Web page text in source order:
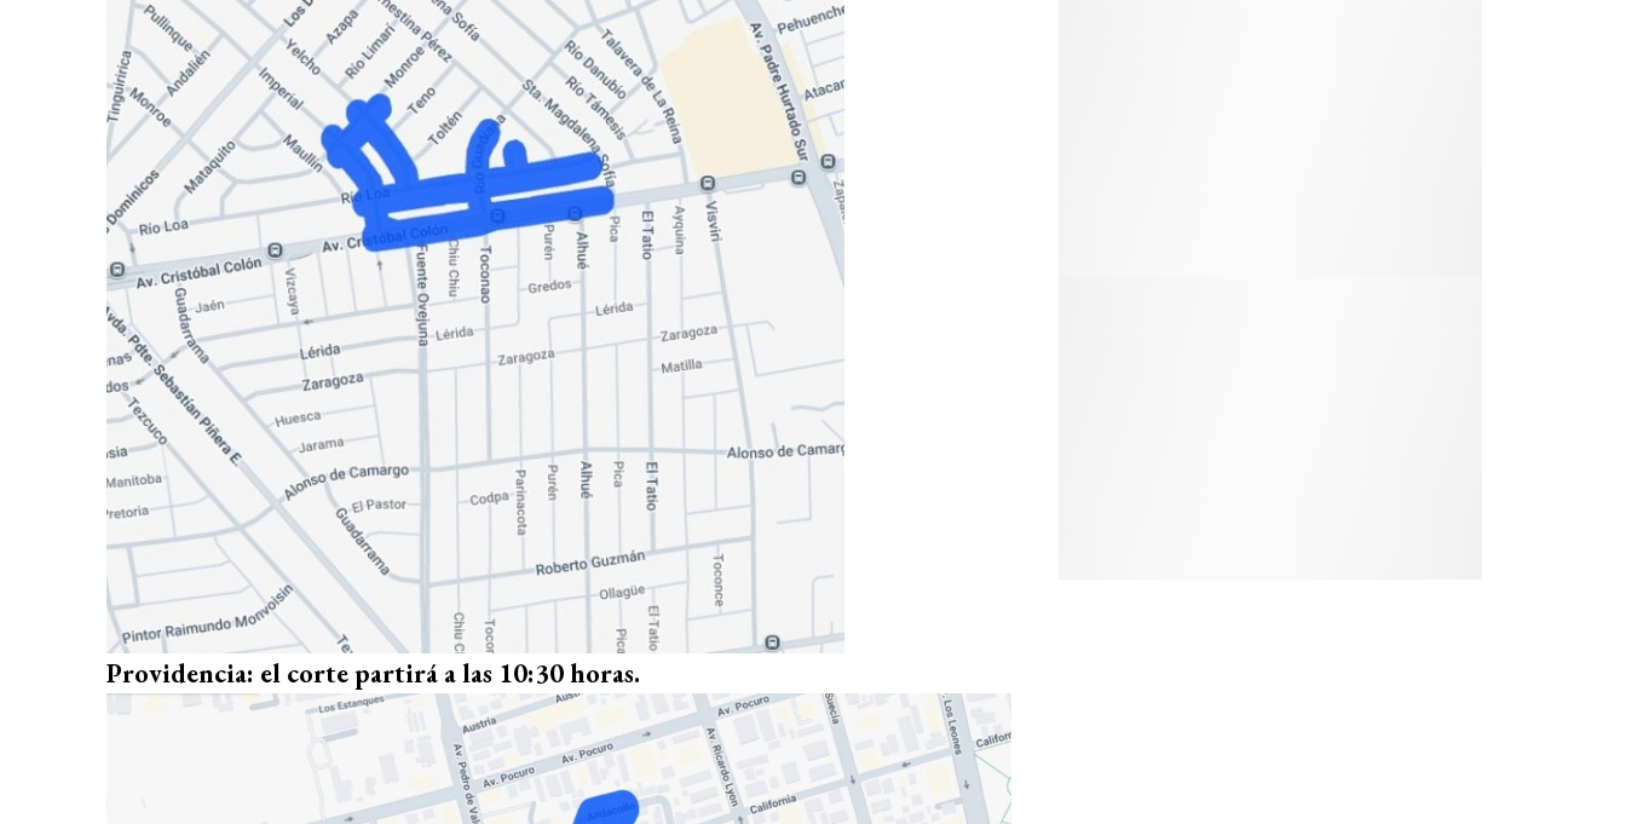
Providencia: el corte partirá a las 10:30 horas.